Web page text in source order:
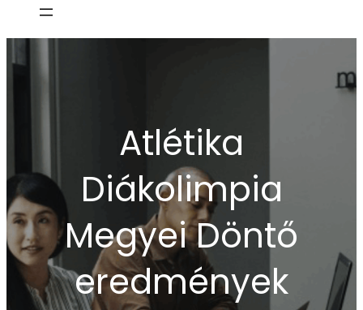
Atlétika
Diákolimpia
Megyei Döntő
eredmények